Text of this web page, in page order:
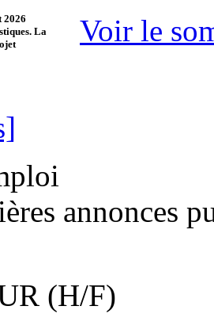
La
Voir le
annonces
(H/F)